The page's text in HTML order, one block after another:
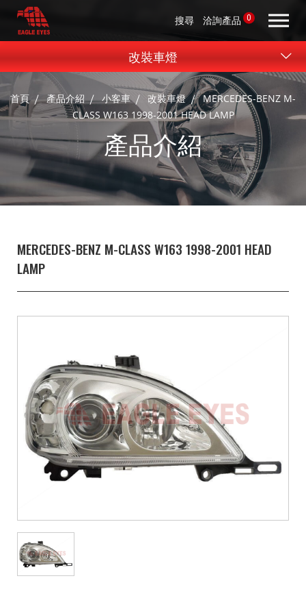
搜尋 洽詢產品 0
首頁 產品介紹 小客車 改裝車燈
MERCEDES-BENZ M-
CLASS W163 1998-2001 HEAD LAMP
產品介紹
改裝車燈
MERCEDES-BENZ M-CLASS W163 1998-2001 HEAD
LAMP